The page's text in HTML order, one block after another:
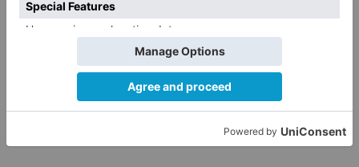
Todas ellas han escaneado la enana marrón de
forma simultánea para lograr una resolución 50
veces mejor que la del telescopio espacial James